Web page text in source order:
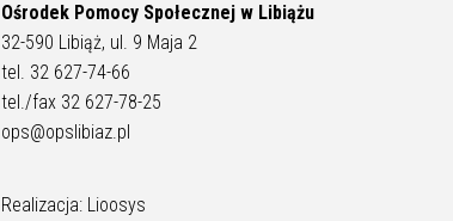
Ośrodek Pomocy Społecznej w Libiążu
32-590 Libiąż, ul. 9 Maja 2
tel. 32 627-74-66
tel./fax 32 627-78-25
ops@opslibiaz.pl
Realizacja: Lioosys